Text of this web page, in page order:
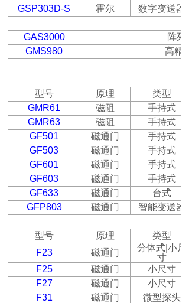
GSP303D-S
霍尔 数字变送器
GAS3000
阵列
GMS980
高精
型号 原理
类型
GMR61
磁阻
手持式
GMR63
磁阻
手持式
GF501
磁通门
手持式
GF503
磁通门
手持式
GF601
磁通门
手持式
GF603
磁通门
手持式
GF633
磁通门
台式
GFP803
磁通门 智能变送器
型号 原理
类型
F23
磁通门 分体式 小尺
寸
F25
磁通门
小尺寸
F27
磁通门
小尺寸
F31
磁通门
微型探头